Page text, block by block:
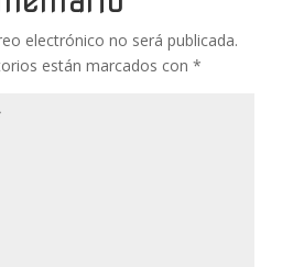
electrónico no será publicada.
están marcados con *